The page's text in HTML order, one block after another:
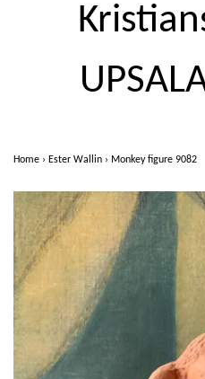
Home › Ester Wallin › Monkey figure 9082